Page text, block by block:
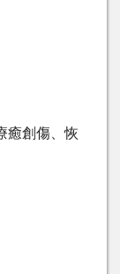
癒創傷、恢